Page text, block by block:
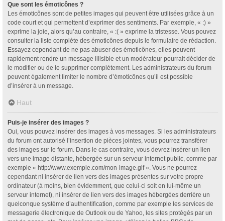
Que sont les émoticônes ?
Les émoticônes sont de petites images qui peuvent être utilisées grâce à un
code court et qui permettent d’exprimer des sentiments. Par exemple, « :) »
exprime la joie, alors qu’au contraire, « :( » exprime la tristesse. Vous pouvez
consulter la liste complète des émoticônes depuis le formulaire de rédaction.
Essayez cependant de ne pas abuser des émoticônes, elles peuvent
rapidement rendre un message illisible et un modérateur pourrait décider de
le modifier ou de le supprimer complètement. Les administrateurs du forum
peuvent également limiter le nombre d’émoticônes qu’il est possible
d’insérer à un message.
Haut
Puis-je insérer des images ?
Oui, vous pouvez insérer des images à vos messages. Si les administrateurs
du forum ont autorisé l’insertion de pièces jointes, vous pourrez transférer
des images sur le forum. Dans le cas contraire, vous devrez insérer un lien
vers une image distante, hébergée sur un serveur internet public, comme par
exemple « http://www.exemple.com/mon-image.gif ». Vous ne pourrez
cependant ni insérer de lien vers des images présentes sur votre propre
ordinateur (à moins, bien évidemment, que celui-ci soit en lui-même un
serveur internet), ni insérer de lien vers des images hébergées derrière un
quelconque système d’authentification, comme par exemple les services de
messagerie électronique de Outlook ou de Yahoo, les sites protégés par un